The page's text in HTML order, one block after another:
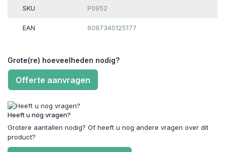
SKU P0952
EAN 6097340125177
Grote(re) hoeveelheden nodig?
Offerte aanvragen
Heeft u nog vragen?
Grotere aantallen nodig? Of heeft u nog andere vragen over dit
product?